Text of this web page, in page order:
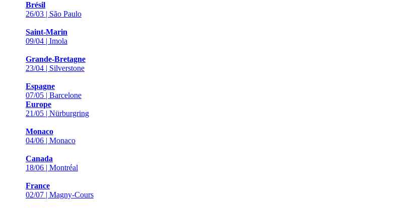
Brésil
26/03 | São Paulo
Saint-Marin
09/04 | Imola
Grande-Bretagne
23/04 | Silverstone
Espagne
07/05 | Barcelone
Europe
21/05 | Nürburgring
Monaco
04/06 | Monaco
Canada
18/06 | Montréal
France
02/07 | Magny-Cours